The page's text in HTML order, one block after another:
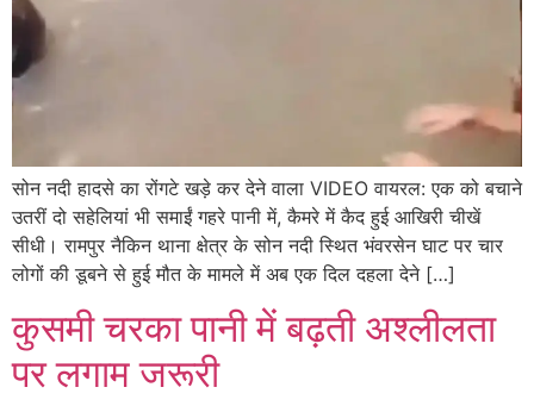
सोन नदी हादसे का रोंगटे खड़े कर देने वाला VIDEO वायरल: एक को बचाने
उतरीं दो सहेलियां भी समाईं गहरे पानी में, कैमरे में कैद हुई आखिरी चीखें
सीधी। रामपुर नैकिन थाना क्षेत्र के सोन नदी स्थित भंवरसेन घाट पर चार
लोगों की डूबने से हुई मौत के मामले में अब एक दिल दहला देने […]
कुसमी चरका पानी में बढ़ती अश्लीलता
पर लगाम जरूरी